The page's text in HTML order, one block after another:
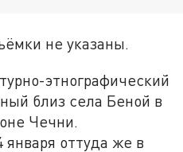
не указаны.
этнографический
близ села Беной в
Чечни.
оттуда же в